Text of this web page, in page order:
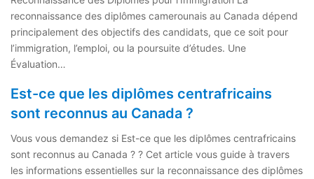
reconnaissance des diplômes camerounais au Canada dépend
principalement des objectifs des candidats, que ce soit pour
l’immigration, l’emploi, ou la poursuite d’études. Une
Évaluation…
Est-ce que les diplômes centrafricains
sont reconnus au Canada ?
Vous vous demandez si Est-ce que les diplômes centrafricains
sont reconnus au Canada ? ? Cet article vous guide à travers
les informations essentielles sur la reconnaissance des diplômes